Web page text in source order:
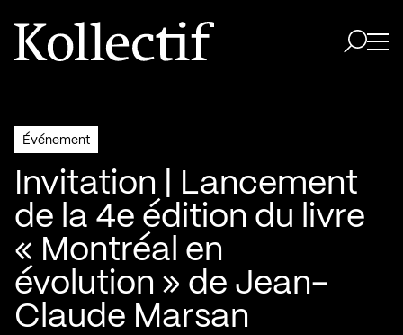
Aller à la page d'accueil
Logo Kollectif
Événement
Invitation | Lancement
de la 4e édition du livre
« Montréal en
évolution » de Jean-
Claude Marsan